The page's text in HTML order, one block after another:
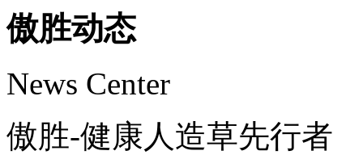
傲胜动态
News Center
傲胜-健康人造草先行者